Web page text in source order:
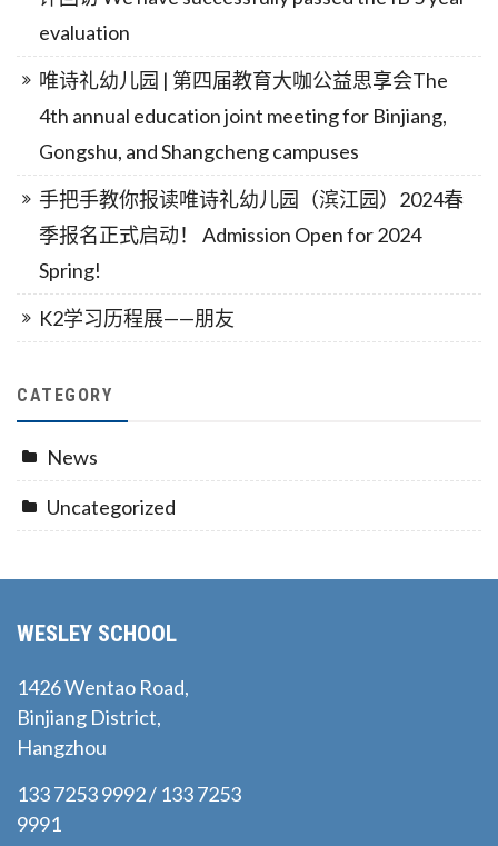
evaluation
唯诗礼幼儿园 | 第四届教育大咖公益思享会The
4th annual education joint meeting for Binjiang,
Gongshu, and Shangcheng campuses
手把手教你报读唯诗礼幼儿园（滨江园）2024春
季报名正式启动！ Admission Open for 2024
Spring!
K2学习历程展——朋友
CATEGORY
News
Uncategorized
WESLEY SCHOOL
1426 Wentao Road,
Binjiang District,
Hangzhou
133 7253 9992 / 133 7253
9991